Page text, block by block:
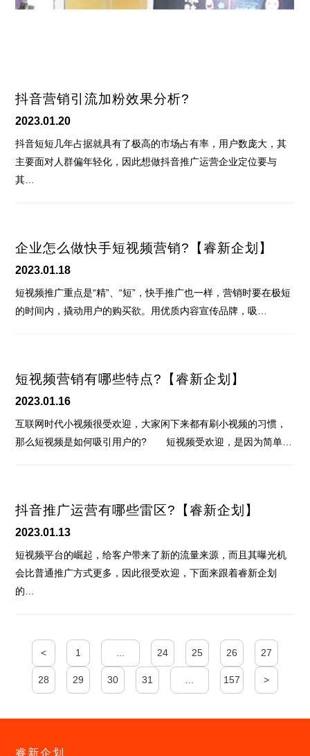
抖音营销引流加粉效果分析?
2023.01.20
抖音短短几年占据就具有了极高的市场占有率，用户数庞大，其
主要面对人群偏年轻化，因此想做抖音推广运营企业定位要与
其…
企业怎么做快手短视频营销?【睿新企划】
2023.01.18
短视频推广重点是“精”、“短”，快手推广也一样，营销时要在极短
的时间内，撬动用户的购买欲。用优质内容宣传品牌，吸…
短视频营销有哪些特点?【睿新企划】
2023.01.16
互联网时代小视频很受欢迎，大家闲下来都有刷小视频的习惯，
那么短视频是如何吸引用户的? 短视频受欢迎，是因为简单…
抖音推广运营有哪些雷区?【睿新企划】
2023.01.13
短视频平台的崛起，给客户带来了新的流量来源，而且其曝光机
会比普通推广方式更多，因此很受欢迎，下面来跟着睿新企划
的…
< 1 24 25 26 27
28 29 30 31 157 >
睿新企划